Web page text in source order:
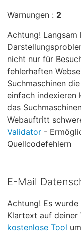
Warnungen : 2
Achtung! Langsam
nicht nur für
fehlerhaften
Suchmaschinen
einfach indexieren
das
Webauftritt
Validator -
Quellcodefehlern
E-Mail
Achtung! Es
Klartext auf deiner
kostenlose Tool